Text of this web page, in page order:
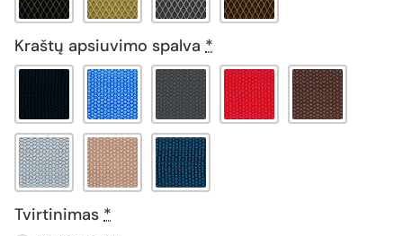
Kraštų apsiuvimo spalva *
Tvirtinimas *